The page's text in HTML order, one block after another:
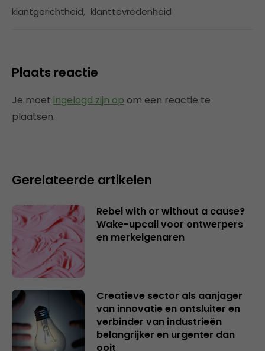
klantgerichtheid, klanttevredenheid
Plaats reactie
Je moet ingelogd zijn op om een reactie te
plaatsen.
Gerelateerde artikelen
Rebel with or without a cause?
Wake-upcall voor ontwerpers
en merkeigenaren
Creatieve sector als aanjager
van innovatie en ontsluiter en
verbinder van industrieën
belangrijker en urgenter dan
ooit